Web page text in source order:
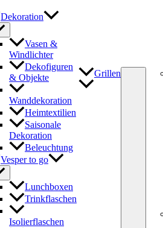
Dekoration
Vasen &
Windlichter
Dekofiguren
& Objekte
Wanddekoration
Heimtextilien
Saisonale
Dekoration
Beleuchtung
Vesper to go
Lunchboxen
Trinkflaschen
Isolierflaschen
Grillen